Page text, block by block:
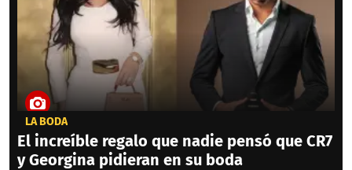
LA BODA
El increíble regalo que nadie pensó que CR7
y Georgina pidieran en su boda